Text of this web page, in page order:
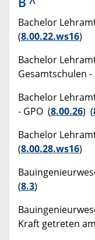
Bachelor
(8.00.22.ws16)
Bachelor
Gesamtschulen -
Bachelor
- GPO (8.00.26) (
Bachelor
(8.00.28.ws16)
(8.3)
Kraft getreten